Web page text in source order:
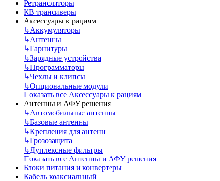
Ретрансляторы
КВ трансиверы
Аксессуары к рациям
↳Аккумуляторы
↳Антенны
↳Гарнитуры
↳Зарядные устройства
↳Программаторы
↳Чехлы и клипсы
↳Опциональные модули
Показать все Аксессуары к рациям
Антенны и АФУ решения
↳Автомобильные антенны
↳Базовые антенны
↳Крепления для антенн
↳Грозозащита
↳Дуплексные фильтры
Показать все Антенны и АФУ решения
Блоки питания и конвертеры
Кабель коаксиальный